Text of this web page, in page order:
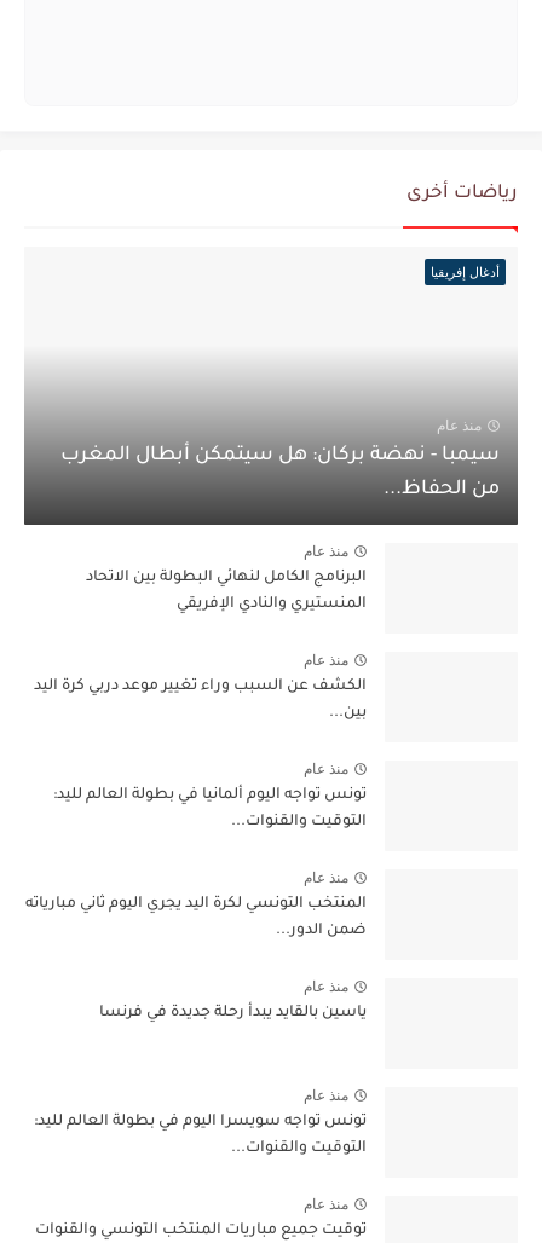
رياضات أخرى
أدغال إفريقيا
منذ عام
سيمبا - نهضة بركان: هل سيتمكن أبطال المغرب
من الحفاظ...
منذ عام
البرنامج الكامل لنهائي البطولة بين الاتحاد
المنستيري والنادي الإفريقي
منذ عام
الكشف عن السبب وراء تغيير موعد دربي كرة اليد
بين...
منذ عام
تونس تواجه اليوم ألمانيا في بطولة العالم لليد:
التوقيت والقنوات...
منذ عام
المنتخب التونسي لكرة اليد يجري اليوم ثاني مبارياته
ضمن الدور...
منذ عام
ياسين بالقايد يبدأ رحلة جديدة في فرنسا
منذ عام
تونس تواجه سويسرا اليوم في بطولة العالم لليد:
التوقيت والقنوات...
منذ عام
توقيت جميع مباريات المنتخب التونسي والقنوات